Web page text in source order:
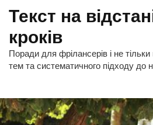
Текст на
кроків
Поради для фрілансерів і не
тем та систематичного підходу до